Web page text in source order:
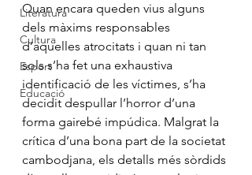
Literatura
Cultura
Esport
Educació
Quan encara queden vius alguns
dels màxims responsables
d’aquelles atrocitats i quan ni tan
sols s’ha fet una exhaustiva
identificació de les víctimes, s’ha
decidit despullar l’horror d’una
forma gairebé impúdica. Malgrat la
crítica d’una bona part de la societat
cambodjana, els detalls més sòrdids